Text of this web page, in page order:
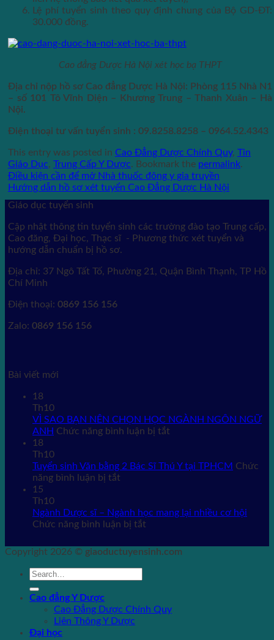
Lệ phí tuyển sinh theo quy định chung của Bộ GD-ĐT:
30.000 đồng.
Cao đẳng Dược Hà Nội xét học bạ THPT
Địa chỉ nộp hồ sơ Cao đẳng Dược Hà Nội: Phòng 115 Nhà N1
– số 101 Tô Vĩnh Diện – Khương Trung – Thanh Xuân – Hà
Nội.
Điện thoại tư vấn tuyển sinh : 09.8258.8258 – 0964.52.4343
This entry was posted in Cao Đẳng Dược Chính Quy, Tin
Giáo Dục, Trung Cấp Y Dược. Bookmark the permalink.
Điều kiện cần để mở Nhà thuốc đông y gia truyền
Hướng dẫn hồ sơ xét tuyển Cao Đẳng Dược Hà Nội
Giáo dục tuyển sinh
Cập nhật thông tin tuyển sinh các trường đào tạo Trung cấp,
Cao đăng, Đại học, Thạc sĩ - Phương thức xét tuyển và
hướng dẫn chuẩn bị hồ sơ.
Địa chỉ: 37 Ngô Tất Tố, Phường 21, Quận Bình Thạnh, TP Hồ
Chí Minh
Điện thoại: 0869 156 156
Zalo: 0869 156 156
Bài viết mới
18
Th10
VÌ SAO BẠN NÊN CHỌN HỌC NGÀNH NGÔN NGỮ
ANH Chức năng bình luận bị tắt
BẠN
NGÀNH
ANH
18
Th10
Tuyển sinh Văn bằng 2 Bác Sĩ Thú Y tại TPHCM Chức
năng bình luận bị tắt
Văn
bằng
Bác
Thú
Y
TPHCM
15
Th10
Ngành Dược sĩ – Ngành học mang lại nhiều cơ hội
Chức năng bình luận bị tắt
Dược
mang
lại
Copyright 2026 © giaoductuyensinh.com
Cao đẳng Y Dược
Cao Đẳng Dược Chính Quy
Liên Thông Y Dược
Đại học